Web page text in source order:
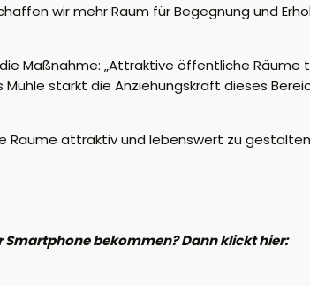
wir mehr Raum für Begegnung und
Maßnahme: „Attraktive öffentliche Räume
stärkt die Anziehungskraft dieses
Räume attraktiv und lebenswert zu
Smartphone bekommen? Dann klickt hier: